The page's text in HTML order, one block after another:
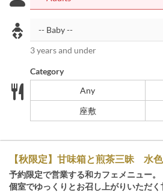
3 years and under
Category
Any
座敷
【秋限定】甘味箱と煎茶三昧 水
予約限定で営業する和カフェメニュー。
個室でゆっくりとお召し上がりいただ